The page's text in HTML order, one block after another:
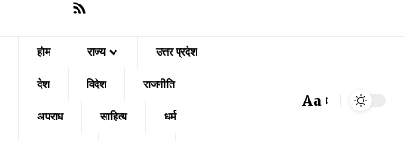
होम राज्य उत्तर प्रदेश
देश विदेश राजनीति
अपराध साहित्य धर्म
Font
Aa